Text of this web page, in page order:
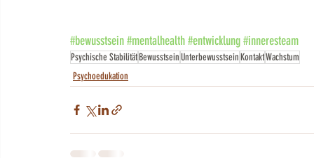
#bewusstsein#mentalhealth#entwicklung#inneresteam
Psychische StabilitätBewusstseinUnterbewusstseinKontaktWachstum
Psychoedukation